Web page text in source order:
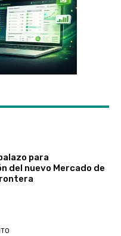
para
del nuevo Mercado de